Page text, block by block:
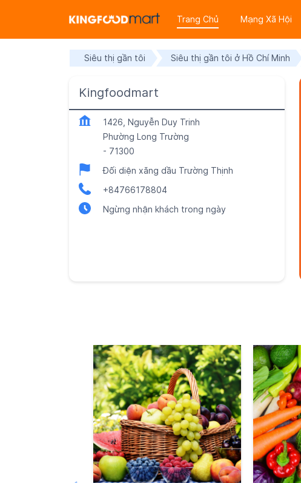
Trang Chủ Mạng Xã Hội
Siêu thị gần tôi Siêu thị gần tôi ở Hồ Chí Minh
Kingfoodmart
1426, Nguyễn Duy Trinh
Phường Long Trường
- 71300
Đối diện xăng dầu Trường Thịnh
+84766178804
Ngừng nhận khách trong ngày